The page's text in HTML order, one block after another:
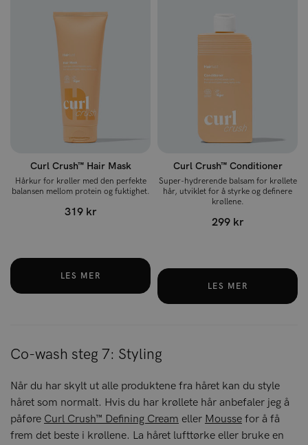
Curl Crush™ Hair Mask
Hårkur for krøller med den perfekte
balansen mellom protein og fuktighet.
319 kr
LES MER
Curl Crush™ Conditioner
Super-hydrerende balsam for krøllete
hår, utviklet for å styrke og definere
krøllene.
299 kr
LES MER
Co-wash steg 7: Styling
Når du har skylt ut alle produktene fra håret kan du style
håret som normalt. Hvis du har krøllete hår anbefaler jeg å
påføre Curl Crush™ Defining Cream eller Mousse for å få
frem det beste i krøllene. La håret lufttørke eller bruke en